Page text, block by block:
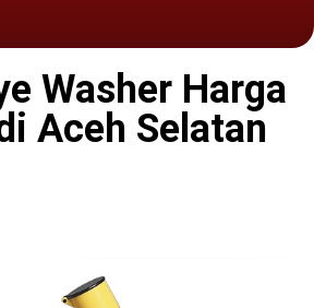
Washer Harga
Aceh Selatan